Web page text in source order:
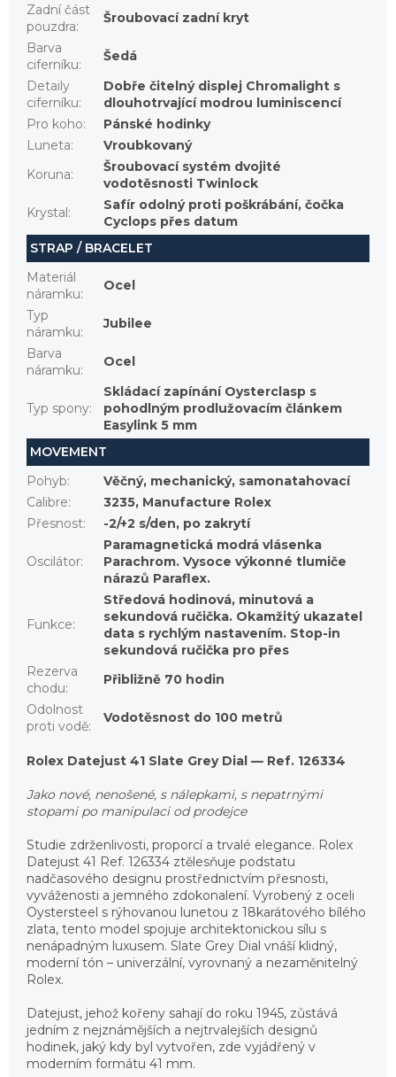
Zadní část
pouzdra:
Šroubovací zadní kryt
Barva
ciferníku:
Šedá
Detaily
ciferníku:
Dobře čitelný displej Chromalight s
dlouhotrvající modrou luminiscencí
Pro koho:
Pánské hodinky
Luneta:
Vroubkovaný
Koruna:
Šroubovací systém dvojité
vodotěsnosti Twinlock
Krystal :
Safír odolný proti poškrábání, čočka
Cyclops přes datum
STRAP / BRACELET
Materiál
náramku:
Ocel
Typ
náramku:
Jubilee
Barva
náramku:
Ocel
Typ spony:
Skládací zapínání Oysterclasp s
pohodlným prodlužovacím článkem
Easylink 5 mm
MOVEMENT
Pohyb:
Věčný, mechanický, samonatahovací
Calibre:
3235, Manufacture Rolex
Přesnost: -2/+2 s/den, po zakrytí
Oscilátor:
Paramagnetická modrá vlásenka
Parachrom. Vysoce výkonné tlumiče
nárazů Paraflex.
Funkce:
Středová hodinová, minutová a
sekundová ručička. Okamžitý ukazatel
data s rychlým nastavením. Stop-in
sekundová ručička pro přes
Rezerva
chodu:
Přibližně 70 hodin
Odolnost
proti vodě:
Vodotěsnost do 100 metrů
Rolex Datejust 41 Slate Grey Dial — Ref. 126334
Jako nové, nenošené, s nálepkami, s nepatrnými
stopami po manipulaci od prodejce
Studie zdrženlivosti, proporcí a trvalé elegance. Rolex
Datejust 41 Ref. 126334 ztělesňuje podstatu
nadčasového designu prostřednictvím přesnosti,
vyváženosti a jemného zdokonalení. Vyrobený z oceli
Oystersteel s rýhovanou lunetou z 18karátového bílého
zlata, tento model spojuje architektonickou sílu s
nenápadným luxusem. Slate Grey Dial vnáší klidný,
moderní tón – univerzální, vyrovnaný a nezaměnitelný
Rolex.
Datejust, jehož kořeny sahají do roku 1945, zůstává
jedním z nejznámějších a nejtrvalejších designů
hodinek, jaký kdy byl vytvořen, zde vyjádřený v
moderním formátu 41 mm.